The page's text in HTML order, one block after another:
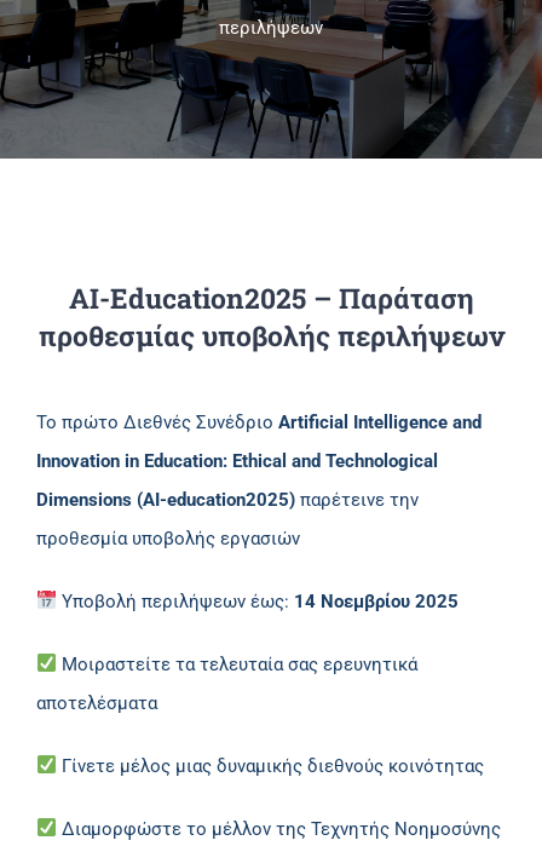
Πανεπιστημιακές Μονάδες
περιλήψεων
AI-Education2025 – Παράταση
προθεσμίας υποβολής περιλήψεων
Το πρώτο Διεθνές Συνέδριο Artificial Intelligence and
Innovation in Education: Ethical and Technological
Dimensions (AI-education2025)παρέτεινε την
προθεσμία υποβολής εργασιών
Υποβολή περιλήψεων έως: 14 Νοεμβρίου 2025
Μοιραστείτε τα τελευταία σας ερευνητικά
αποτελέσματα
Γίνετε μέλος μιας δυναμικής διεθνούς κοινότητας
Διαμορφώστε το μέλλον της Τεχνητής Νοημοσύνης